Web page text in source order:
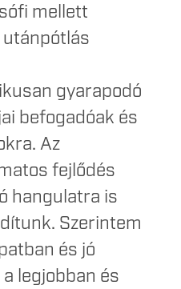
mellett
utánpótlás
gyarapodó
befogadóak és
Az
fejlődés
hangulatra is
Szerintem
és jó
legjobban és